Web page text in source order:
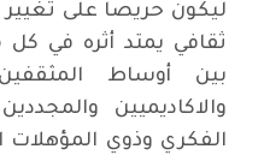
ليكون حريصا على
ثقافي يمتد أثره في كل
بين أوساط
والاكاديميين
الفكري وذوي المؤهلات